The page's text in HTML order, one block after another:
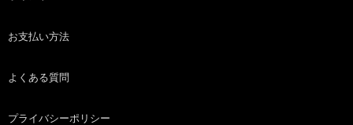
お支払い方法
よくある質問
プライバシーポリシー